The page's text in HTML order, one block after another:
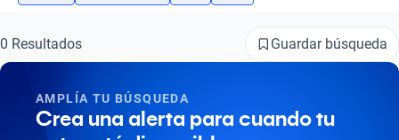
Busca por marca
Busca por modelo
0 Resultados Guardar búsqueda
AMPLÍA TU BÚSQUEDA
Crea una alerta para cuando tu